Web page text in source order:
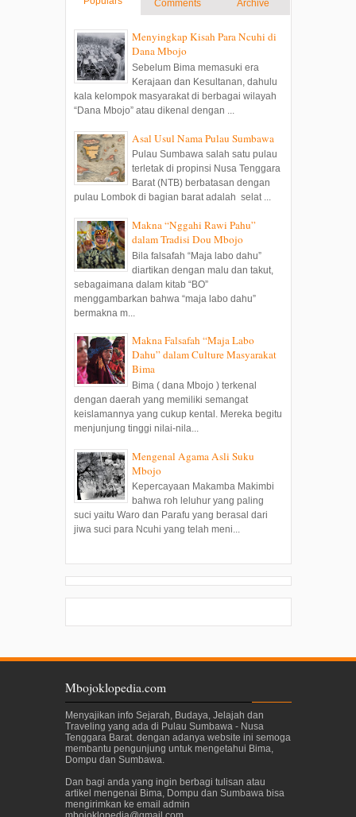
Comments Archive
Menyingkap Kisah Para Ncuhi di
Dana Mbojo
Sebelum Bima memasuki era
Kerajaan dan Kesultanan, dahulu
kala kelompok masyarakat di berbagai wilayah
“Dana Mbojo” atau dikenal dengan ...
Asal Usul Nama Pulau Sumbawa
Pulau Sumbawa salah satu pulau
terletak di propinsi Nusa Tenggara
Barat (NTB) berbatasan dengan
pulau Lombok di bagian barat adalah selat ...
Makna “Nggahi Rawi Pahu”
dalam Tradisi Dou Mbojo
Bila falsafah “Maja labo dahu”
diartikan dengan malu dan takut,
sebagaimana dalam kitab “BO”
menggambarkan bahwa “maja labo dahu”
bermakna m...
Makna Falsafah “Maja Labo
Dahu” dalam Culture Masyarakat
Bima
Bima ( dana Mbojo ) terkenal
dengan daerah yang memiliki semangat
keislamannya yang cukup kental. Mereka begitu
menjunjung tinggi nilai-nila...
Mengenal Agama Asli Suku
Mbojo
Kepercayaan Makamba Makimbi
bahwa roh leluhur yang paling
suci yaitu Waro dan Parafu yang berasal dari
jiwa suci para Ncuhi yang telah meni...
Mbojoklopedia.com
Menyajikan info Sejarah, Budaya, Jelajah dan
Traveling yang ada di Pulau Sumbawa - Nusa
Tenggara Barat. dengan adanya website ini semoga
membantu pengunjung untuk mengetahui Bima,
Dompu dan Sumbawa.
Dan bagi anda yang ingin berbagi tulisan atau
artikel mengenai Bima, Dompu dan Sumbawa bisa
mengirimkan ke email admin